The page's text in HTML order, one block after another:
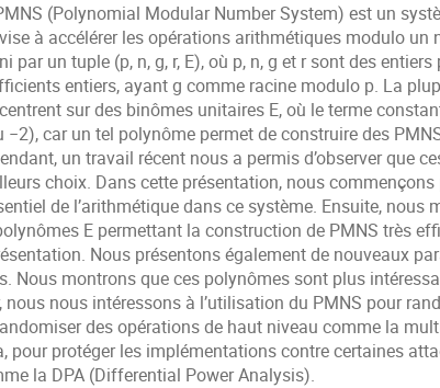
(Polynomial Modular Number System) est un
à accélérer les opérations arithmétiques modulo un
par un tuple (p, n, g, r, E), où p, n, g et r sont desentiers
entiers, ayantg comme racine modulo p. La
sur des binômes unitaires E, où le terme
−2), car un tel polynôme permet de construire des
un travail récent nous a permis d’observer que
choix. Dans cette présentation, nous
de l’arithmétique dans ce système. Ensuite, nous
E permettant la construction de PMNS très
Nous présentons également de nouveaux
Nous montrons que ces polynômes sont plus
nous nous intéressons à l’utilisation du PMNS pour
des opérations de haut niveau comme la
pour protéger les implémentations contre certaines
la DPA (Differential Power Analysis).